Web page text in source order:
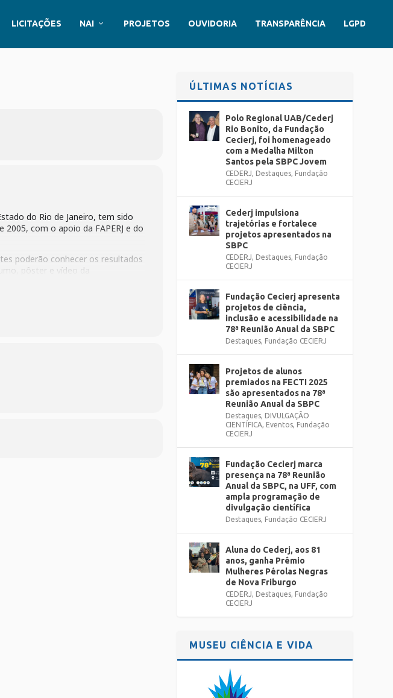
LICITAÇÕES NAI PROJETOS OUVIDORIA TRANSPARÊNCIA LGPD
do Rio de Janeiro, tem sido
2005, com o apoio da FAPERJ e do
poderão conhecer os resultados
pôster e vídeo da
ÚLTIMAS NOTÍCIAS
Polo Regional UAB/Cederj
Rio Bonito, da Fundação
Cecierj, foi homenageado
com a Medalha Milton
Santos pela SBPC Jovem
CEDERJ, Destaques, Fundação
CECIERJ
Cederj impulsiona
trajetórias e fortalece
projetos apresentados na
SBPC
CEDERJ, Destaques, Fundação
CECIERJ
Fundação Cecierj apresenta
projetos de ciência,
inclusão e acessibilidade na
78ª Reunião Anual da SBPC
Destaques, Fundação CECIERJ
Projetos de alunos
premiados na FECTI 2025
são apresentados na 78ª
Reunião Anual da SBPC
Destaques, DIVULGAÇÃO
CIENTÍFICA, Eventos, Fundação
CECIERJ
Fundação Cecierj marca
presença na 78ª Reunião
Anual da SBPC, na UFF, com
ampla programação de
divulgação científica
Destaques, Fundação CECIERJ
Aluna do Cederj, aos 81
anos, ganha Prêmio
Mulheres Pérolas Negras
de Nova Friburgo
CEDERJ, Destaques, Fundação
CECIERJ
MUSEU CIÊNCIA E VIDA